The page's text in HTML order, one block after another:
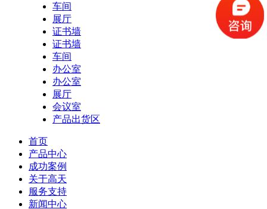
车间
展厅
证书墙
证书墙
车间
办公室
办公室
展厅
会议室
产品出货区
首页
产品中心
成功案例
关于高天
服务支持
新闻中心